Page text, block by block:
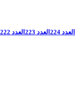
العدد 224 العدد 223 العدد 222